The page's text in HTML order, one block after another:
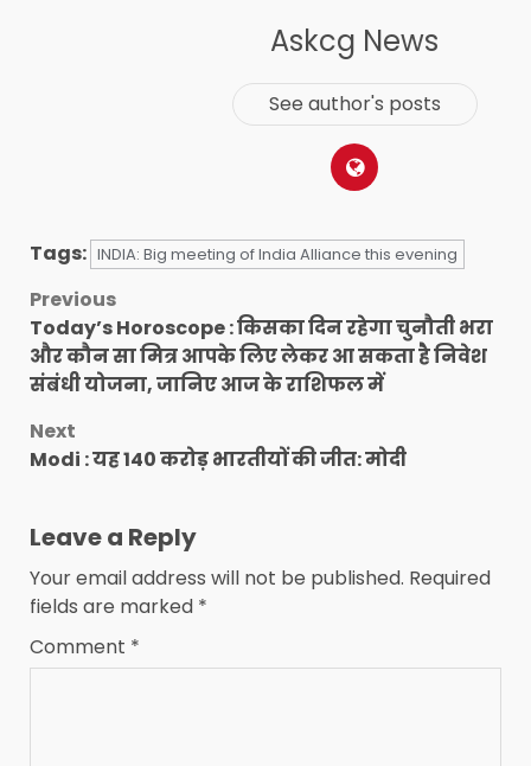
Askcg News
See author's posts
Tags: INDIA: Big meeting of India Alliance this evening
Post
navigation
Previous
Today’s Horoscope : किसका दिन रहेगा चुनौती भरा
और कौन सा मित्र आपके लिए लेकर आ सकता है निवेश
संबंधी योजना, जानिए आज के राशिफल में
Next
Modi : यह 140 करोड़ भारतीयों की जीत: मोदी
Leave a Reply
Your email address will not be published. Required
fields are marked *
Comment *